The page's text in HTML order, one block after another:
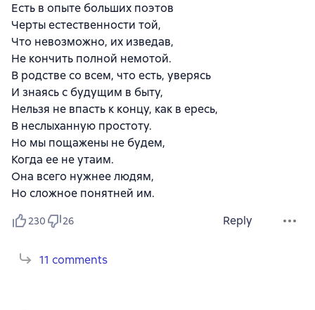
Есть в опыте больших поэтов
Черты естественности той,
Что невозможно, их изведав,
Не кончить полной немотой.
В родстве со всем, что есть, уверясь
И знаясь с будущим в быту,
Нельзя не впасть к концу, как в ересь,
В неслыханную простоту.
Но мы пощажены не будем,
Когда ее не утаим.
Она всего нужнее людям,
Но сложное понятней им.
230 26 Reply
11 comments